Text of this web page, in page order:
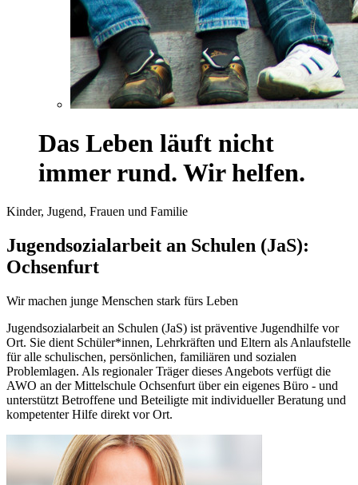
Das Leben läuft nicht
immer rund. Wir helfen.
Kinder, Jugend, Frauen und Familie
Jugendsozialarbeit an Schulen (JaS):
Ochsenfurt
Wir machen junge Menschen stark fürs Leben
Jugendsozialarbeit an Schulen (JaS) ist präventive Jugendhilfe vor
Ort. Sie dient Schüler*innen, Lehrkräften und Eltern als Anlaufstelle
für alle schulischen, persönlichen, familiären und sozialen
Problemlagen. Als regionaler Träger dieses Angebots verfügt die
AWO an der Mittelschule Ochsenfurt über ein eigenes Büro - und
unterstützt Betroffene und Beteiligte mit individueller Beratung und
kompetenter Hilfe direkt vor Ort.